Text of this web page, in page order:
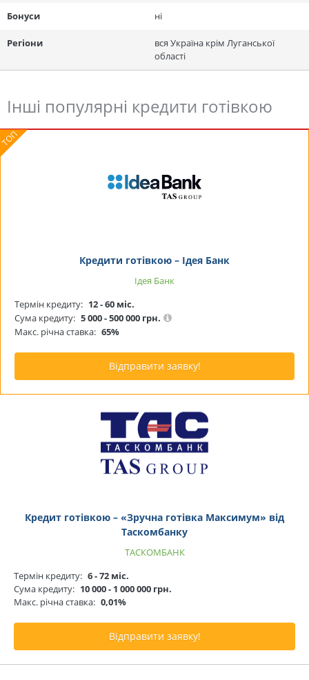
Бонуси ні
Регіони
вся Україна крім Луганської
області
Інші популярні кредити готівкою
Кредити готівкою – Ідея Банк
Ідея Банк
Термін кредиту: 12 - 60 міс.
Сума кредиту: 5 000 - 500 000 грн.
Макс. річна ставка: 65%
Відправити заявку!
Кредит готівкою – «Зручна готівка Максимум» від
Таскомбанку
ТАСКОМБАНК
Термін кредиту: 6 - 72 міс.
Сума кредиту: 10 000 - 1 000 000 грн.
Макс. річна ставка: 0,01%
Відправити заявку!